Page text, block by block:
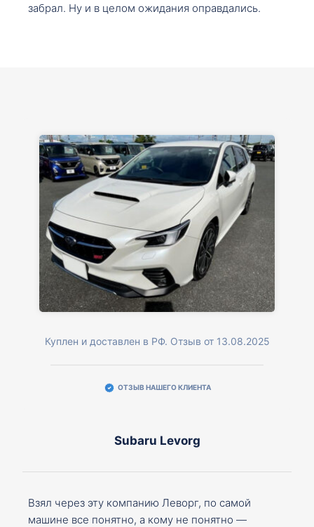
забрал. Ну и в целом ожидания оправдались.
Куплен и доставлен в РФ. Отзыв от 13.08.2025
ОТЗЫВ НАШЕГО КЛИЕНТА
Subaru Levorg
Взял через эту компанию Леворг, по самой
машине все понятно, а кому не понятно —